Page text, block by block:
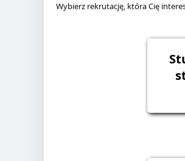
Wybierz rekrutację, która Cię